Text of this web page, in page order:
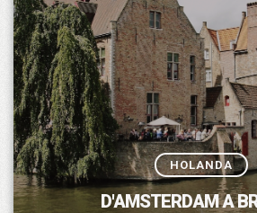
HOLANDA
D'AMSTERDAM A